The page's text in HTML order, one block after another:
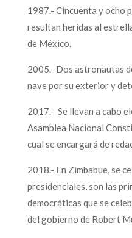
1987.- Cincuenta y ocho
resultan heridas al
de México.
2005.- Dos astronautas
nave por su exterior y
2017.- Se llevan a cabo
Asamblea Nacional
cual se encargará de
2018.- En Zimbabue, se
presidenciales, son las
democráticas que se
del gobierno de Robert